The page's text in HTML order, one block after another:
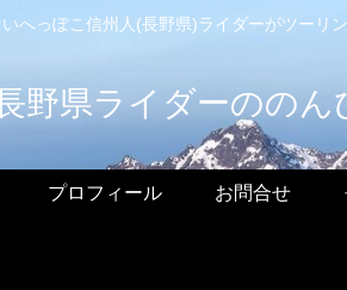
へっぽこ信州人(長野県)ライダーがツーリ
野県ライダーのの
プロフィール お問合せ